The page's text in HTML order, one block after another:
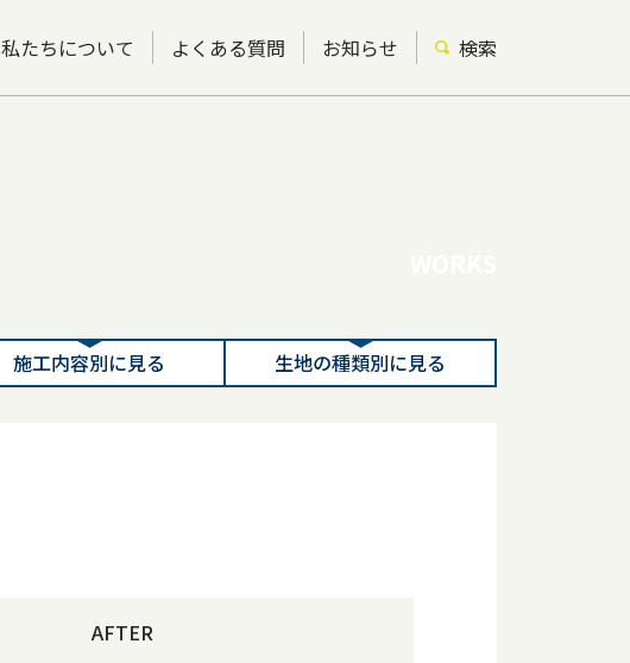
私たちについて よくある質問 お知らせ 検索
施工内容別に見る 生地の種類別に見る
AFTER